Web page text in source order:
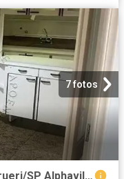
7 fotos
Apartamento para Venda em Barueri/SP Alphaville Centro Industrial e Empresarial/Alphaville. 4 Quartos